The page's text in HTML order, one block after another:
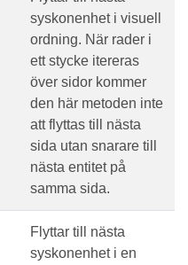
syskonenhet i visuell
ordning. När rader i
ett stycke itereras
över sidor kommer
den här metoden inte
att flyttas till nästa
sida utan snarare till
nästa entitet på
samma sida.
Flyttar till nästa
syskonenhet i en